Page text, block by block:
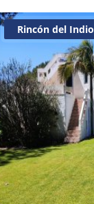
Rincón del Indio